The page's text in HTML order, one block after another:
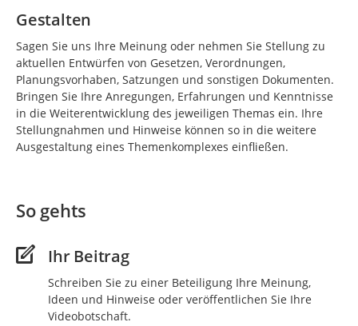
Gestalten
Sagen Sie uns Ihre Meinung oder nehmen Sie Stellung zu
aktuellen Entwürfen von Gesetzen, Verordnungen,
Planungsvorhaben, Satzungen und sonstigen Dokumenten.
Bringen Sie Ihre Anregungen, Erfahrungen und Kenntnisse
in die Weiterentwicklung des jeweiligen Themas ein. Ihre
Stellungnahmen und Hinweise können so in die weitere
Ausgestaltung eines Themenkomplexes einfließen.
So gehts
Ihr Beitrag
Schreiben Sie zu einer Beteiligung Ihre Meinung,
Ideen und Hinweise oder veröffentlichen Sie Ihre
Videobotschaft.